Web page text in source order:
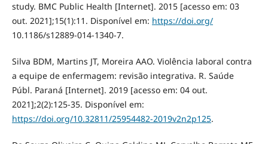
study. BMC Public Health [Internet]. 2015 [acesso em: 03
out. 2021];15(1):11. Disponível em: https://doi.org/
10.1186/s12889-014-1340-7.
Silva BDM, Martins JT, Moreira AAO. Violência laboral contra
a equipe de enfermagem: revisão integrativa. R. Saúde
Públ. Paraná [Internet]. 2019 [acesso em: 04 out.
2021];2(2):125-35. Disponível em:
https://doi.org/10.32811/25954482-2019v2n2p125.